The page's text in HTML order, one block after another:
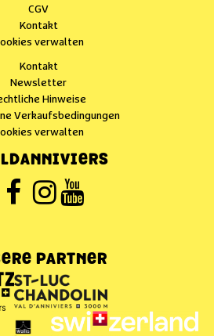
CGV
Kontakt
verwalten
Kontakt
Newsletter
Hinweise
Verkaufsbedingungen
verwalten
PARTNER